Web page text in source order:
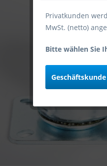
Privatkunden
MwSt. (netto)
Bitte wählen Sie
Geschäftskunde